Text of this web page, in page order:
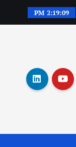
2:19:10 PM